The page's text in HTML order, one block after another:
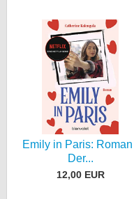
Emily in Paris: Roman
Der...
12,00 EUR